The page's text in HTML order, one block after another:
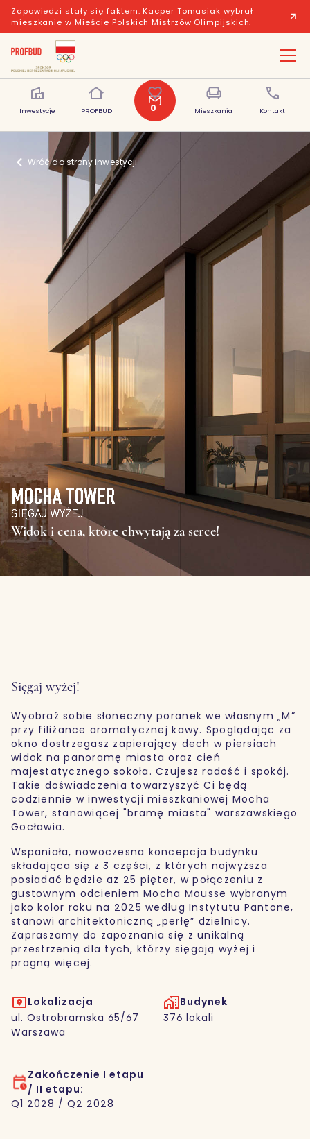
Zapowiedzi stały się faktem. Kacper Tomasiak wybrał
mieszkanie w Mieście Polskich Mistrzów Olimpijskich.
Inwestycje PROFBUD 0
Polubione Mieszkania Kontakt
Mocha Tower / Promo
Wróć do strony inwestycji
Widok i cena, które chwytają za serce!
Sięgaj wyżej!
Wyobraź sobie słoneczny poranek we własnym „M”
przy filiżance aromatycznej kawy. Spoglądając za
okno dostrzegasz zapierający dech w piersiach
widok na panoramę miasta oraz cień
majestatycznego sokoła. Czujesz radość i spokój.
Takie doświadczenia towarzyszyć Ci będą
codziennie w inwestycji mieszkaniowej Mocha
Tower, stanowiącej "bramę miasta" warszawskiego
Gocławia.
Wspaniała, nowoczesna koncepcja budynku
składająca się z 3 części, z których najwyższa
posiadać będzie aż 25 pięter, w połączeniu z
gustownym odcieniem Mocha Mousse wybranym
jako kolor roku na 2025 według Instytutu Pantone,
stanowi architektoniczną „perłę” dzielnicy.
Zapraszamy do zapoznania się z unikalną
przestrzenią dla tych, którzy sięgają wyżej i
pragną więcej.
Lokalizacja
ul. Ostrobramska 65/67
Warszawa
Budynek
376 lokali
Zakończenie I etapu
/ II etapu:
Q1 2028 / Q2 2028